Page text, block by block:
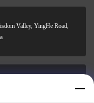
Valley, YingHe Road,